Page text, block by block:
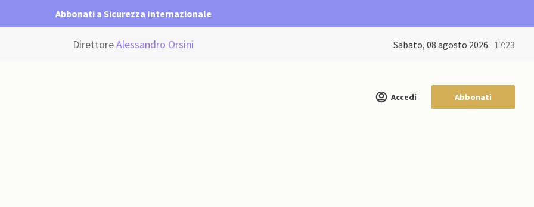
Abbonati a Sicurezza Internazionale
DirettoreAlessandro Orsini sabato, 08 agosto 2026 17:23
Accedi Abbonati